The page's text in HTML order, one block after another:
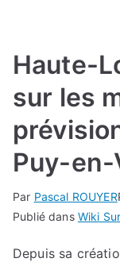
Haute-
sur les
Puy-en-
Par Pascal ROUYER
Publié dans Wiki
Depuis sa